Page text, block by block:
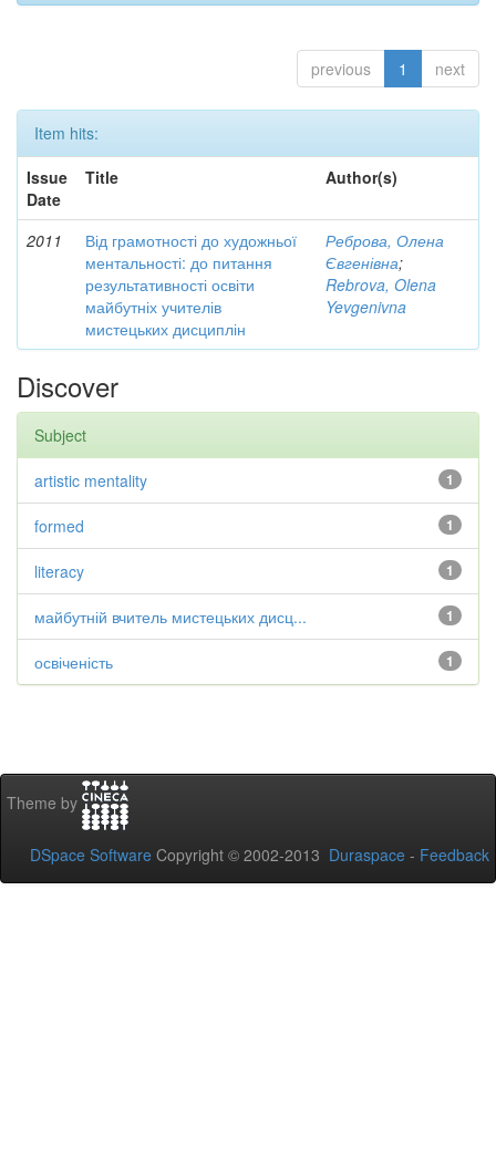
previous 1 next
Item hits:
Issue
Date
Title Author(s)
2011
Від грамотності до художньої
ментальності: до питання
результативності освіти
майбутніх учителів
мистецьких дисциплін
Реброва, Олена
Євгенівна;
Rebrova, Olena
Yevgenivna
Discover
Subject
1
artistic mentality
1
formed
1
literacy
1
майбутній вчитель мистецьких дисц...
1
освіченість
Theme by
DSpace Software Copyright © 2002-2013 Duraspace - Feedback